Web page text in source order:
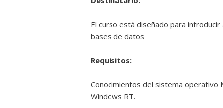
El curso está diseñado para
bases de datos
Requisitos:
Conocimientos del sistema
Windows RT.